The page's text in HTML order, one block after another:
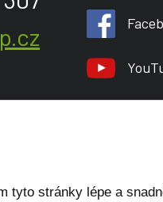
tyto stránky lépe a